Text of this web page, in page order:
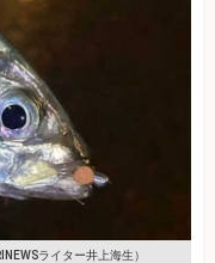
ライター井上海生）